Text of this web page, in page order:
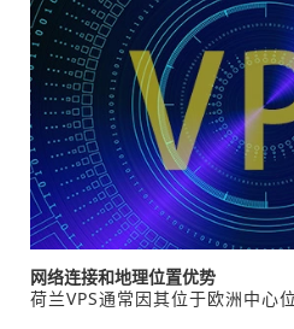
网络连接和地理位置优势
荷兰VPS通常因其位于欧洲中心